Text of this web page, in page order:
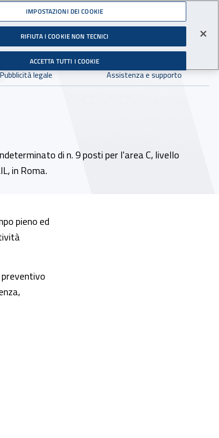
Infortuni sul Lavoro
Facebook - Sito esterno - Apertura in nuova finestra
X - Sito esterno - Apertura in nuova finestra
Instagram - Sito esterno - Apertura in
Linkedin - Sito esterno -
Youtube - Sito esterno -
Tiktok - SitoSpreaker -
Dove cercare:
in:tutto INAIL.it
Pubblicità legale Assistenza e supporto
di n. 9 posti per l'area C, livello
in Roma.
pieno ed
IMPOSTAZIONI DEI COOKIE
RIFIUTA I COOKIE NON TECNICI
ACCETTA TUTTI I COOKIE